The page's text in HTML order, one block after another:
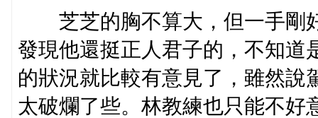
芝芝的胸不算大，但一手剛
發現他還挺正人君子的，不知道
的狀況就比較有意見了，雖然說
太破爛了些。林教練也只能不好